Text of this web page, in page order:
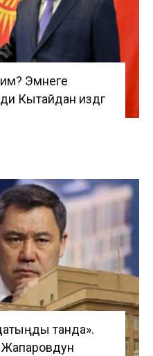
Эмнеге
Кытайдан издөөгө
танда».